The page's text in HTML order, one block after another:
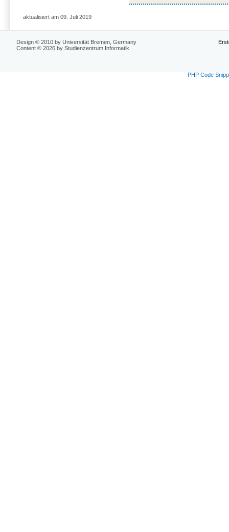
aktualisiert am 09. Juli 2019
Design © 2010 by Universität Bremen, Germany
Content © 2026 by Studienzentrum Informatik
PHP Code